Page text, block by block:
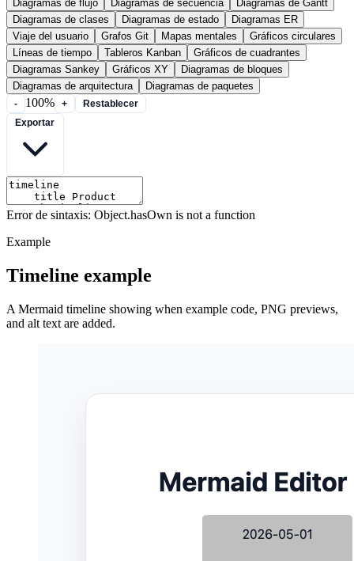
Diagramas de flujo Diagramas de secuencia
Diagramas de Gantt
Diagramas de clases
Diagramas de estado
Diagramas ER
Viaje del usuario
Grafos Git Mapas mentales
Gráficos circulares
Líneas de tiempo
Tableros Kanban
Gráficos de cuadrantes
Diagramas Sankey
Gráficos XY
Diagramas de bloques
Diagramas de arquitectura
Diagramas de paquetes
- 100% +
Restablecer
Error de sintaxis: Object.hasOwn is not a function
Example
Timeline example
A Mermaid timeline showing when example code, PNG previews,
and alt text are added.